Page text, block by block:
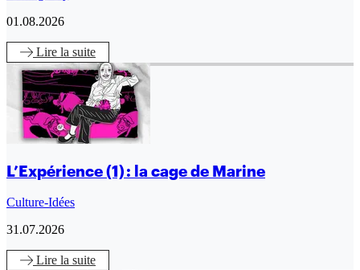
01.08.2026
Lire la suite
L’Expérience (1) : la cage de Marine
Culture-Idées
31.07.2026
Lire la suite